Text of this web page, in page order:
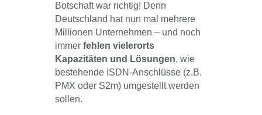
Botschaft war richtig! Denn
Deutschland hat nun mal mehrere
Millionen Unternehmen – und noch
immer fehlen vielerorts
Kapazitäten und Lösungen, wie
bestehende ISDN-Anschlüsse (z.B.
PMX oder S2m) umgestellt werden
sollen.